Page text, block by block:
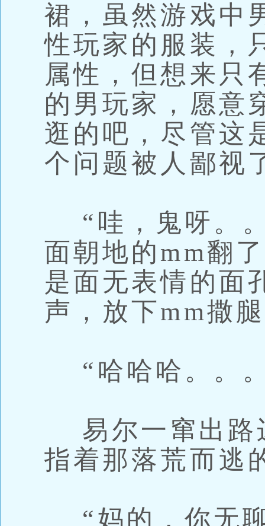
裙，虽然游戏中
性玩家的服装，
属性，但想来只
的男玩家，愿意
逛的吧，尽管这
个问题被人鄙视
“哇，鬼呀。
面朝地的mm翻
是面无表情的面
声，放下mm撒
“哈哈哈。。
易尔一窜出路
指着那落荒而逃
“妈的，你无